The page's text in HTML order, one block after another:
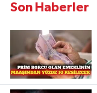
Son Haberler